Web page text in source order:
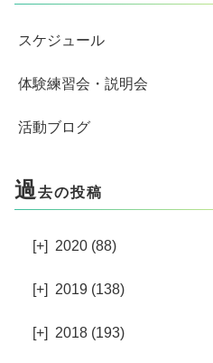
スケジュール
体験練習会・説明会
活動ブログ
過 去の投稿
[+] 2020 (88)
[+] 2019 (138)
[+] 2018 (193)